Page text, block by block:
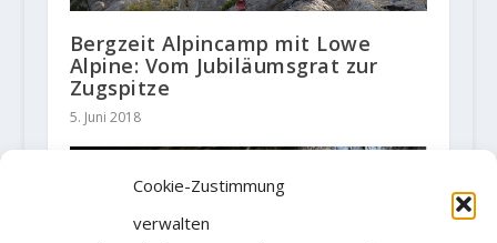
Cookie-Zustimmung
verwalten
Bergzeit Alpincamp mit Lowe
Alpine: Vom Jubiläumsgrat zur
Zugspitze
5. Juni 2018